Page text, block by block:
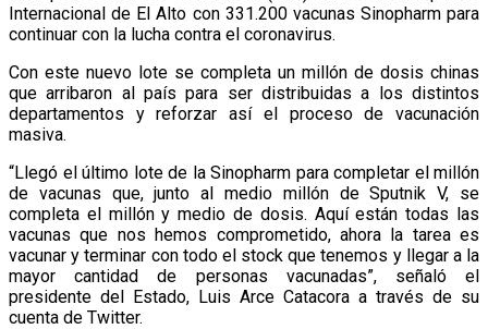
Internacional de El Alto con 331.200 vacunas Sinopharm para
continuar con la lucha contra el coronavirus.
Con este nuevo lote se completa un millón de dosis chinas
que arribaron al país para ser distribuidas a los distintos
departamentos y reforzar así el proceso de vacunación
masiva.
“Llegó el último lote de la Sinopharm para completar el millón
de vacunas que, junto al medio millón de Sputnik V, se
completa el millón y medio de dosis. Aquí están todas las
vacunas que nos hemos comprometido, ahora la tarea es
vacunar y terminar con todo el stock que tenemos y llegar a la
mayor cantidad de personas vacunadas”, señaló el
presidente del Estado, Luis Arce Catacora a través de su
cuenta de Twitter.